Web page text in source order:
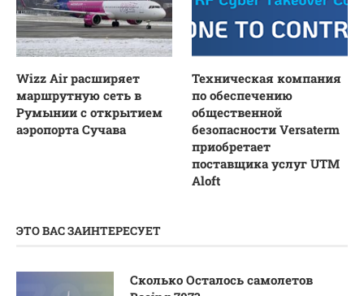
Wizz Air расширяет
маршрутную сеть в
Румынии с открытием
аэропорта Сучава
Техническая компания
по обеспечению
общественной
безопасности Versaterm
приобретает
поставщика услуг UTM
Aloft
ЭТО ВАС ЗАИНТЕРЕСУЕТ
Сколько Осталось самолетов